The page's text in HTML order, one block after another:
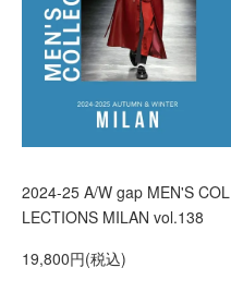
2024-25 A/W gap MEN'S COL
LECTIONS MILAN vol.138
19,800円(税込)